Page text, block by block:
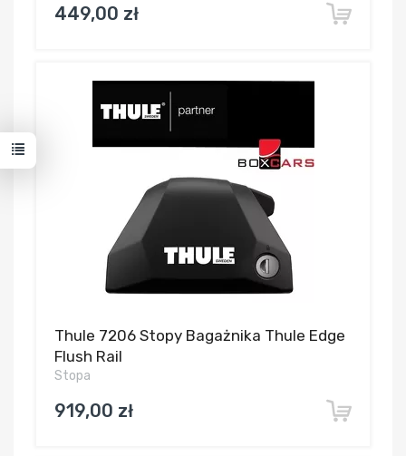
449,00 zł
Thule 7206 Stopy Bagażnika Thule Edge
Flush Rail
Stopa
919,00 zł